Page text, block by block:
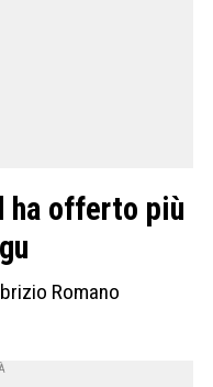
ha offerto più
Romano